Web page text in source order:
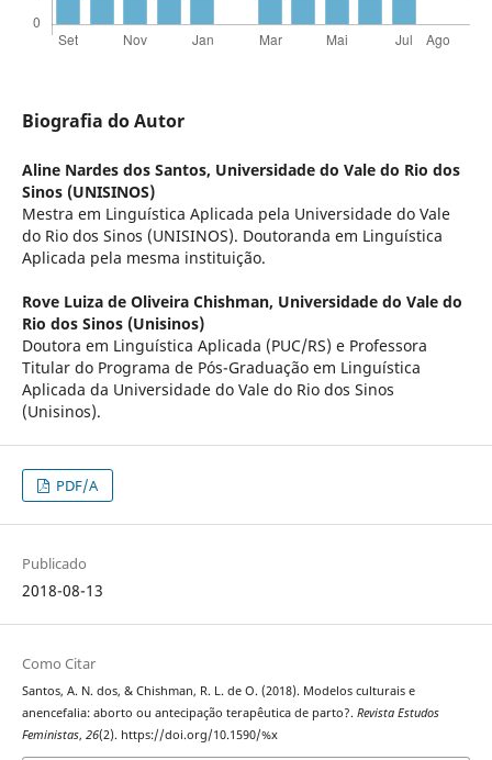
Biografia do Autor
Aline Nardes dos Santos, Universidade do Vale do Rio dos
Sinos (UNISINOS)
Mestra em Linguística Aplicada pela Universidade do Vale
do Rio dos Sinos (UNISINOS). Doutoranda em Linguística
Aplicada pela mesma instituição.
Rove Luiza de Oliveira Chishman, Universidade do Vale do
Rio dos Sinos (Unisinos)
Doutora em Linguística Aplicada (PUC/RS) e Professora
Titular do Programa de Pós-Graduação em Linguística
Aplicada da Universidade do Vale do Rio dos Sinos
(Unisinos).
PDF/A
Publicado
2018-08-13
Como Citar
Santos, A. N. dos, & Chishman, R. L. de O. (2018). Modelos culturais e
anencefalia: aborto ou antecipação terapêutica de parto?. Revista Estudos
Feministas, 26(2). https://doi.org/10.1590/%x